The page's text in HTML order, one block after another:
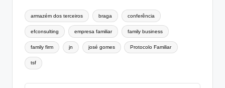
Tags:
armazém dos terceiros braga conferência
efconsulting empresa familiar family business
family firm jn josé gomes Protocolo Familiar
tsf